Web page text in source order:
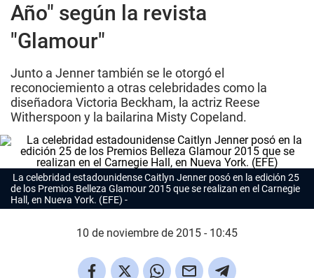
Año" según la revista
"Glamour"
Junto a Jenner también se le otorgó el
reconociemiento a otras celebridades como la
diseñadora Victoria Beckham, la actriz Reese
Witherspoon y la bailarina Misty Copeland.
La celebridad estadounidense Caitlyn Jenner posó en la edición 25
de los Premios Belleza Glamour 2015 que se realizan en el Carnegie
Hall, en Nueva York. (EFE)
10 de noviembre de 2015 - 10:45